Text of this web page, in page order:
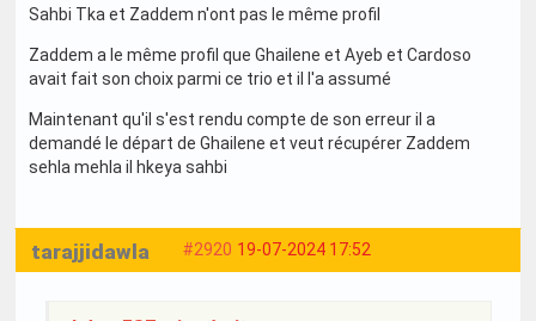
Sahbi Tka et Zaddem n'ont pas le même profil
Zaddem a le même profil que Ghailene et Ayeb et Cardoso
avait fait son choix parmi ce trio et il l'a assumé
Maintenant qu'il s'est rendu compte de son erreur il a
demandé le départ de Ghailene et veut récupérer Zaddem
sehla mehla il hkeya sahbi
#2920 19-07-2024 17:52
tarajjidawla